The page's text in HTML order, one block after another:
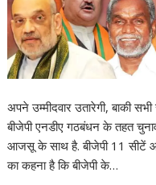
अपने उम्मीदवार उतारेगी, बाकी
बीजेपी एनडीए गठबंधन के तहत
आजसू के साथ है. बीजेपी 11 सीटें
का कहना है कि बीजेपी के…